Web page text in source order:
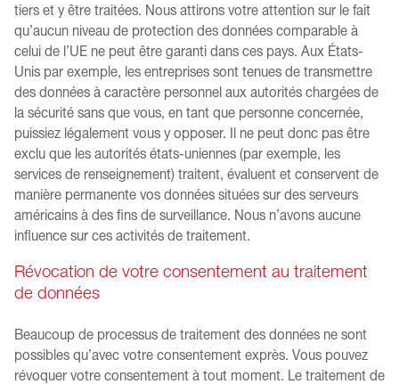
tiers et y être traitées. Nous attirons votre attention sur le fait
qu’aucun niveau de protection des données comparable à
celui de l’UE ne peut être garanti dans ces pays. Aux États-
Unis par exemple, les entreprises sont tenues de transmettre
des données à caractère personnel aux autorités chargées de
la sécurité sans que vous, en tant que personne concernée,
puissiez légalement vous y opposer. Il ne peut donc pas être
exclu que les autorités états-uniennes (par exemple, les
services de renseignement) traitent, évaluent et conservent de
manière permanente vos données situées sur des serveurs
américains à des fins de surveillance. Nous n’avons aucune
influence sur ces activités de traitement.
Révocation de votre consentement au traitement
de données
Beaucoup de processus de traitement des données ne sont
possibles qu’avec votre consentement exprès. Vous pouvez
révoquer votre consentement à tout moment. Le traitement de